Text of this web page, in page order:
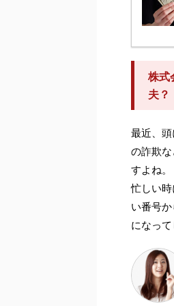
株式
夫？
最近、
の詐欺
すよね。
忙しい
い番号
になって